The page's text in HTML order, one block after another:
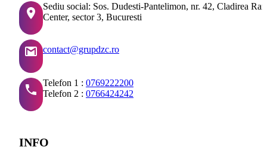
Sediu social: Sos. Dudesti-Pantelimon, nr. 42, Cladirea
Center, sector 3, Bucuresti
contact@grupdzc.ro
Telefon 1 : 0769222200
Telefon 2 : 0766424242
INFO